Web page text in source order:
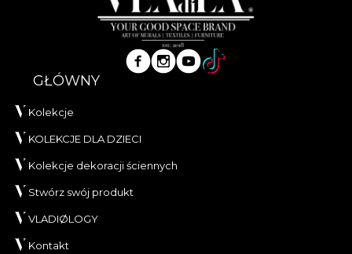
GŁÓWNY
Kolekcje
KOLEKCJE DLA DZIECI
Kolekcje dekoracji ściennych
Stwórz swój produkt
VLADIØLOGY
Kontakt